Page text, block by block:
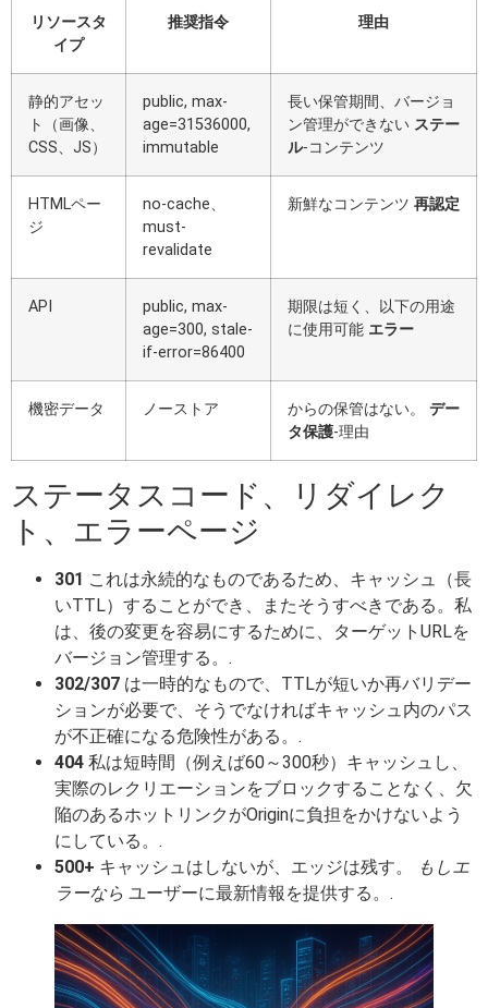
リソースタ
イプ
推奨指令 理由
静的アセッ
ト（画像、
CSS、JS）
public, max-
age=31536000,
immutable
長い保管期間、バージョ
ン管理ができない ステー
ル-コンテンツ
HTMLペー
ジ
no-cache、
must-
revalidate
新鮮なコンテンツ 再認定
API
public, max-
age=300, stale-
if-error=86400
期限は短く、以下の用途
に使用可能 エラー
機密データ ノーストア からの保管はない。 デー
タ保護-理由
ステータスコード、リダイレク
ト、エラーページ
301 これは永続的なものであるため、キャッシュ（長
いTTL）することができ、またそうすべきである。私
は、後の変更を容易にするために、ターゲットURLを
バージョン管理する。.
302/307 は一時的なもので、TTLが短いか再バリデー
ションが必要で、そうでなければキャッシュ内のパス
が不正確になる危険性がある。.
404 私は短時間（例えば60～300秒）キャッシュし、
実際のレクリエーションをブロックすることなく、欠
陥のあるホットリンクがOriginに負担をかけないよう
にしている。.
500+ キャッシュはしないが、エッジは残す。
もしエ
ラーなら ユーザーに最新情報を提供する。.